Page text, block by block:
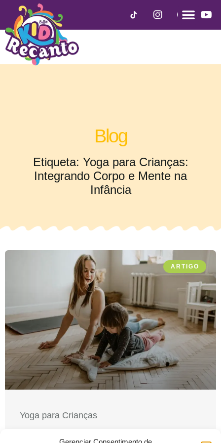
Blog
Etiqueta: Yoga para Crianças:
Integrando Corpo e Mente na
Infância
ARTIGO
Yoga para Crianças